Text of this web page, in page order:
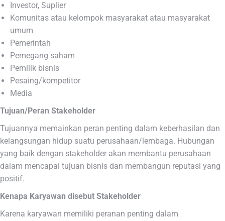
Investor, Suplier
Komunitas atau kelompok masyarakat atau masyarakat
umum
Pemerintah
Pemegang saham
Pemilik bisnis
Pesaing/kompetitor
Media
Tujuan/Peran Stakeholder
Tujuannya memainkan peran penting dalam keberhasilan dan
kelangsungan hidup suatu perusahaan/lembaga. Hubungan
yang baik dengan stakeholder akan membantu perusahaan
dalam mencapai tujuan bisnis dan membangun reputasi yang
positif.
Kenapa Karyawan disebut Stakeholder
Karena karyawan memiliki peranan penting dalam